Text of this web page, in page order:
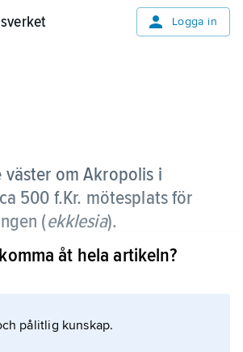
Logga in
väster om Akropolis i
500 f.Kr. mötesplats för
(ekklesia).
plats utan fasta
ha fått plats på Pnyx, i den
åt hela artikeln?
pålitlig kunskap.